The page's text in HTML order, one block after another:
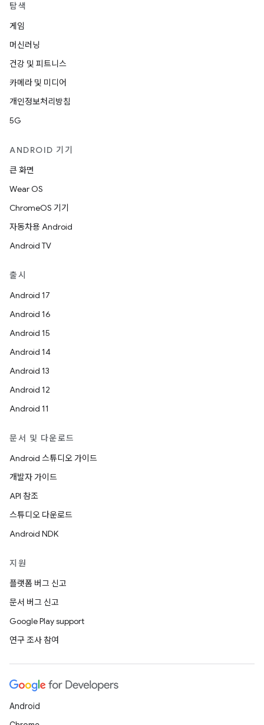
탐색
게임
머신러닝
건강 및 피트니스
카메라 및 미디어
개인정보처리방침
5G
ANDROID 기기
큰 화면
Wear OS
ChromeOS 기기
자동차용 Android
Android TV
출시
Android 17
Android 16
Android 15
Android 14
Android 13
Android 12
Android 11
문서 및 다운로드
Android 스튜디오 가이드
개발자 가이드
API 참조
스튜디오 다운로드
Android NDK
지원
플랫폼 버그 신고
문서 버그 신고
Google Play support
연구 조사 참여
Android